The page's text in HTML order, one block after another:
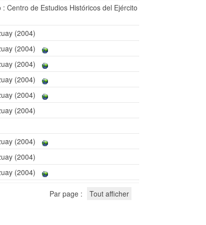
: Centro de Estudios Históricos del Ejército
(2004)
(2004)
(2004)
(2004)
(2004)
(2004)
(2004)
(2004)
(2004)
Par page : Tout afficher